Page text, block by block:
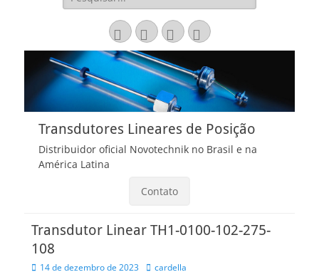
por:
EmailLinkedIn
Website
Fone
Transdutores Lineares de Posição
Distribuidor oficial Novotechnik no Brasil e na
América Latina
Contato
Transdutor Linear TH1-0100-102-275-
108
Posted
14 de dezembro de 2023 Autor
cardella